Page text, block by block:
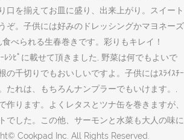
口を揃えてお皿に盛り、出来上がり。スイート
ぞ。子供には好みのドレッシングかマヨネーズ
べられる生春巻きです。彩りもキレイ！
ﾚｼﾋﾟに載せて頂きました, 野菜は何でもよいで
の千切りでもおいしいですよ。子供にはｽﾗｲｽﾁｰ
たれは、もちろんナンプラーでもいけます。,
作ります。よくレタスとツナ缶を巻きますが、
でした。この他、サーモンと水菜も大人の味に
Cookpad Inc. All Rights Reserved.